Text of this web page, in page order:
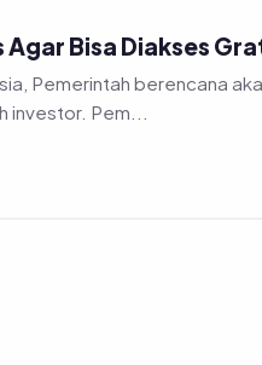
Bisa Diakses
Pemerintah berencana
Pem...